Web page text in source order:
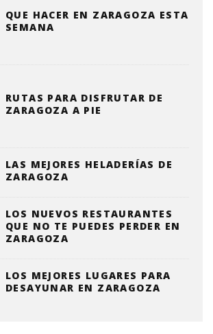
QUE HACER EN ZARAGOZA ESTA
SEMANA
RUTAS PARA DISFRUTAR DE
ZARAGOZA A PIE
LAS MEJORES HELADERÍAS DE
ZARAGOZA
LOS NUEVOS RESTAURANTES
QUE NO TE PUEDES PERDER EN
ZARAGOZA
LOS MEJORES LUGARES PARA
DESAYUNAR EN ZARAGOZA